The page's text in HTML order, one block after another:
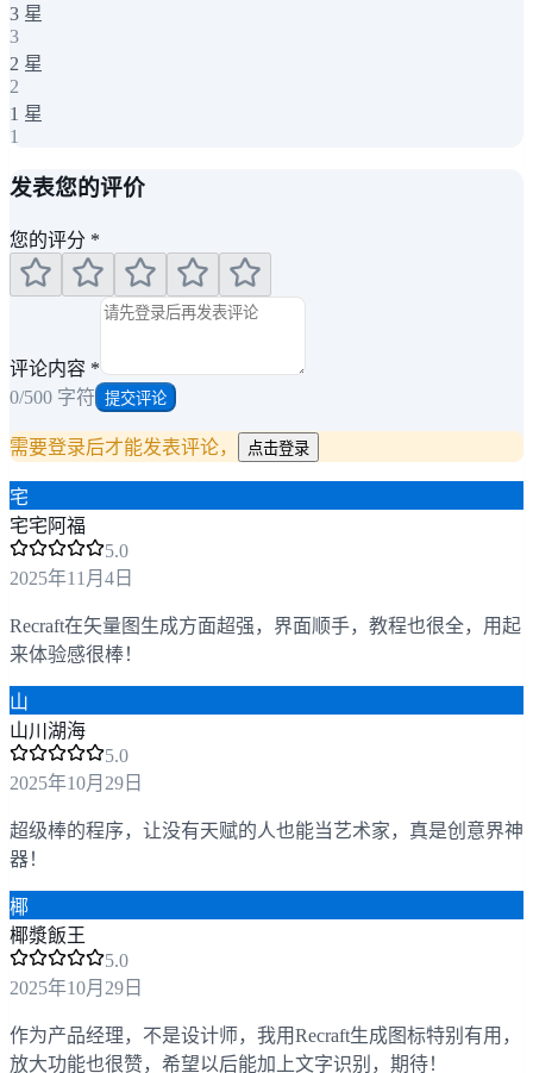
3 星
3
2 星
2
1 星
1
发表您的评价
您的评分 *
评论内容 *
0/500 字符 提交评论
需要登录后才能发表评论， 点击登录
宅
宅宅阿福
5.0
2025年11月4日
Recraft在矢量图生成方面超强，界面顺手，教程也很全，用起
来体验感很棒！
山
山川湖海
5.0
2025年10月29日
超级棒的程序，让没有天赋的人也能当艺术家，真是创意界神
器！
椰
椰漿飯王
5.0
2025年10月29日
作为产品经理，不是设计师，我用Recraft生成图标特别有用，
放大功能也很赞，希望以后能加上文字识别，期待！